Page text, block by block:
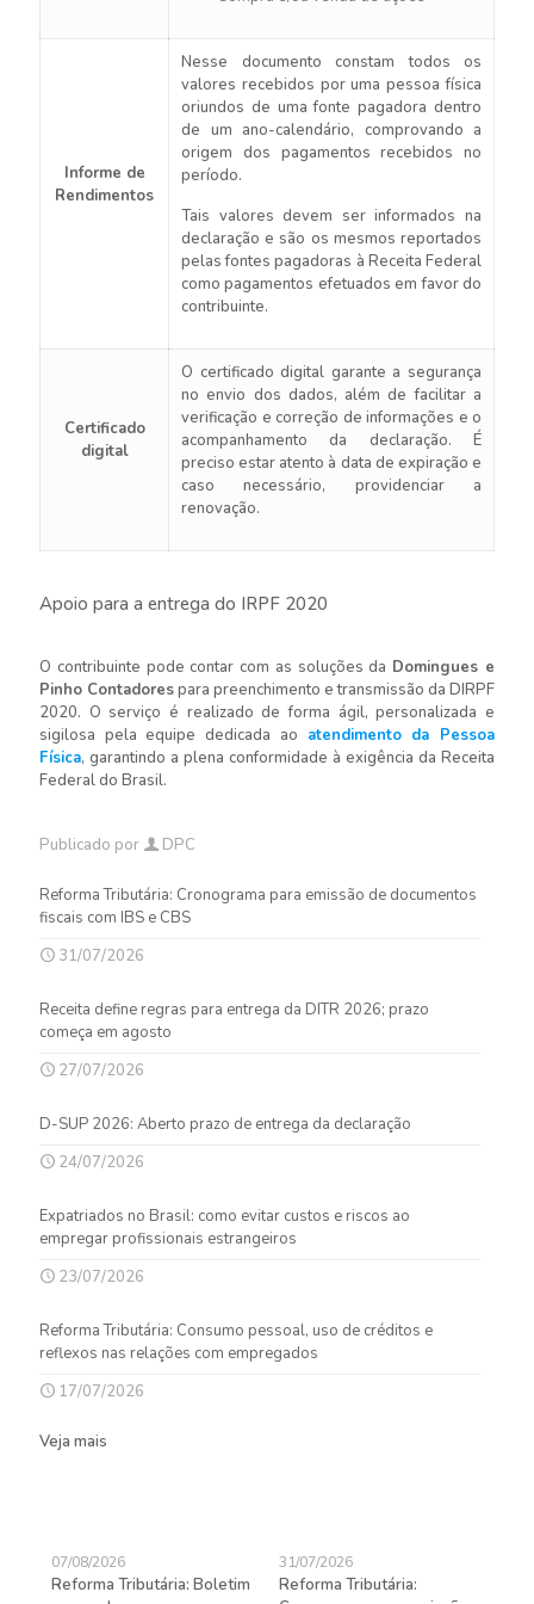
Informe de
Rendimentos
Nesse documento constam todos os
valores recebidos por uma pessoa física
oriundos de uma fonte pagadora dentro
de um ano-calendário, comprovando a
origem dos pagamentos recebidos no
período.
Tais valores devem ser informados na
declaração e são os mesmos reportados
pelas fontes pagadoras à Receita Federal
como pagamentos efetuados em favor do
contribuinte.
Certificado
digital
O certificado digital garante a segurança
no envio dos dados, além de facilitar a
verificação e correção de informações e o
acompanhamento da declaração. É
preciso estar atento à data de expiração e
caso necessário, providenciar a
renovação.
Apoio para a entrega do IRPF 2020
O contribuinte pode contar com as soluções da Domingues e
Pinho Contadorespara preenchimento e transmissão da DIRPF
2020. O serviço é realizado de forma ágil, personalizada e
sigilosa pela equipe dedicada ao atendimento da Pessoa
Física, garantindo a plena conformidade à exigência da Receita
Federal do Brasil.
Publicado por DPC
Reforma Tributária: Cronograma para emissão de documentos
fiscais com IBS e CBS
31/07/2026
Receita define regras para entrega da DITR 2026; prazo
começa em agosto
27/07/2026
D-SUP 2026: Aberto prazo de entrega da declaração
24/07/2026
Expatriados no Brasil: como evitar custos e riscos ao
empregar profissionais estrangeiros
23/07/2026
Reforma Tributária: Consumo pessoal, uso de créditos e
reflexos nas relações com empregados
17/07/2026
Veja mais
07/08/2026
Reforma Tributária: Boletim
31/07/2026
Reforma Tributária: